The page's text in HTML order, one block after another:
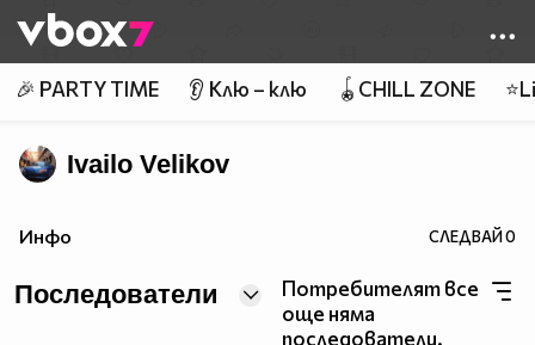
👾
🎉 PARTY TIME 👂 Клю – клю 🪀CHILL ZONE
Ivailo Velikov
Инфо СЛЕДВАЙ0
Последователи
Потребителят все
още няма
последователи.